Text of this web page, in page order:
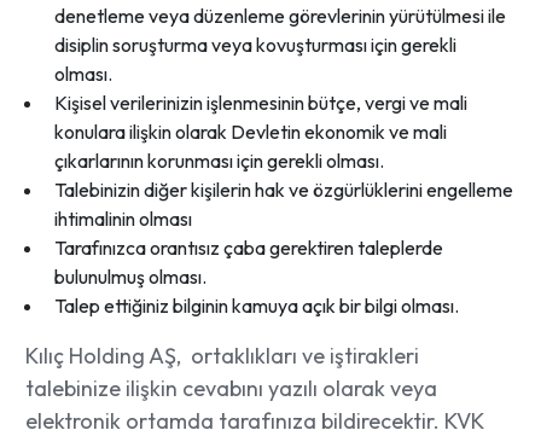
denetleme veya düzenleme görevlerinin yürütülmesi ile
disiplin soruşturma veya kovuşturması için gerekli
olması.
Kişisel verilerinizin işlenmesinin bütçe, vergi ve mali
konulara ilişkin olarak Devletin ekonomik ve mali
çıkarlarının korunması için gerekli olması.
Talebinizin diğer kişilerin hak ve özgürlüklerini engelleme
ihtimalinin olması
Tarafınızca orantısız çaba gerektiren taleplerde
bulunulmuş olması.
Talep ettiğiniz bilginin kamuya açık bir bilgi olması.
Kılıç Holding AŞ, ortaklıkları ve iştirakleri
talebinize ilişkin cevabını yazılı olarak veya
elektronik ortamda tarafınıza bildirecektir. KVK